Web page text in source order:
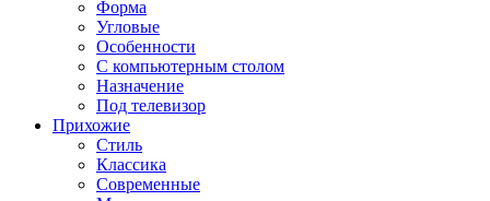
Форма
Угловые
Особенности
С компьютерным столом
Назначение
Под телевизор
Прихожие
Стиль
Классика
Современные